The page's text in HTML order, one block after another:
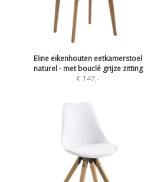
Eline eikenhouten eetkamerstoel
naturel - met bouclé grijze zitting
€ 147,-